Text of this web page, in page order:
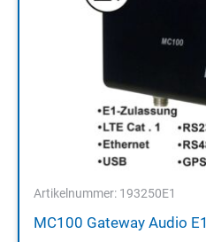
Artikelnummer: 193250E1
MC100 Gateway Audio E1